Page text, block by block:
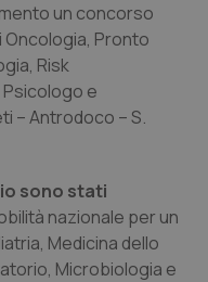
un concorso
Pronto
Risk
e
– Antrodoco – S.
sono stati
nazionale per un
Medicina dello
Microbiologia e